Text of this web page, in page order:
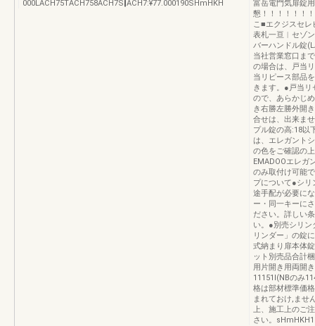
000LACH75TACH758ACH7S‖ACH7:¥77.000190SHmHKH
富岳電門気扉錠
懇！！！！！！
こ■エクジスセ
表札一亘︱セゾ
バーハンドル錠
当社営業窓口ま
の場合は、戸当
当リピース部品
きます。●戸当リ
ので、あらかじ
き右勝左勝外開
合せは、出来ま
プル錠の高:18以
は、エレガント
の色をご確認の
EMADOOエレガ
のみ取付け可能
プについて●シリ
途手配が必要に
ー・同一キーに
ださい。詳しい
い。●別売シリン
リンダー」の錠
式納まり扉本体
ット別売品合計
用片開き用両開
11151l(NBのみ
格は部材標準価
まれておけ,ませ
上、施工上のご
さい。